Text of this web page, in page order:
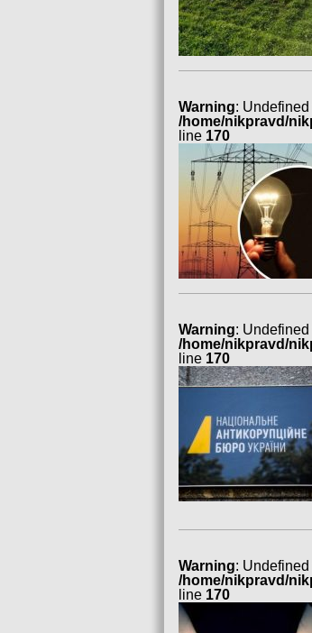
Warning:
/home/nikpravd/
line 170
Warning:
/home/nikpravd/
line 170
Warning:
/home/nikpravd/
line 170